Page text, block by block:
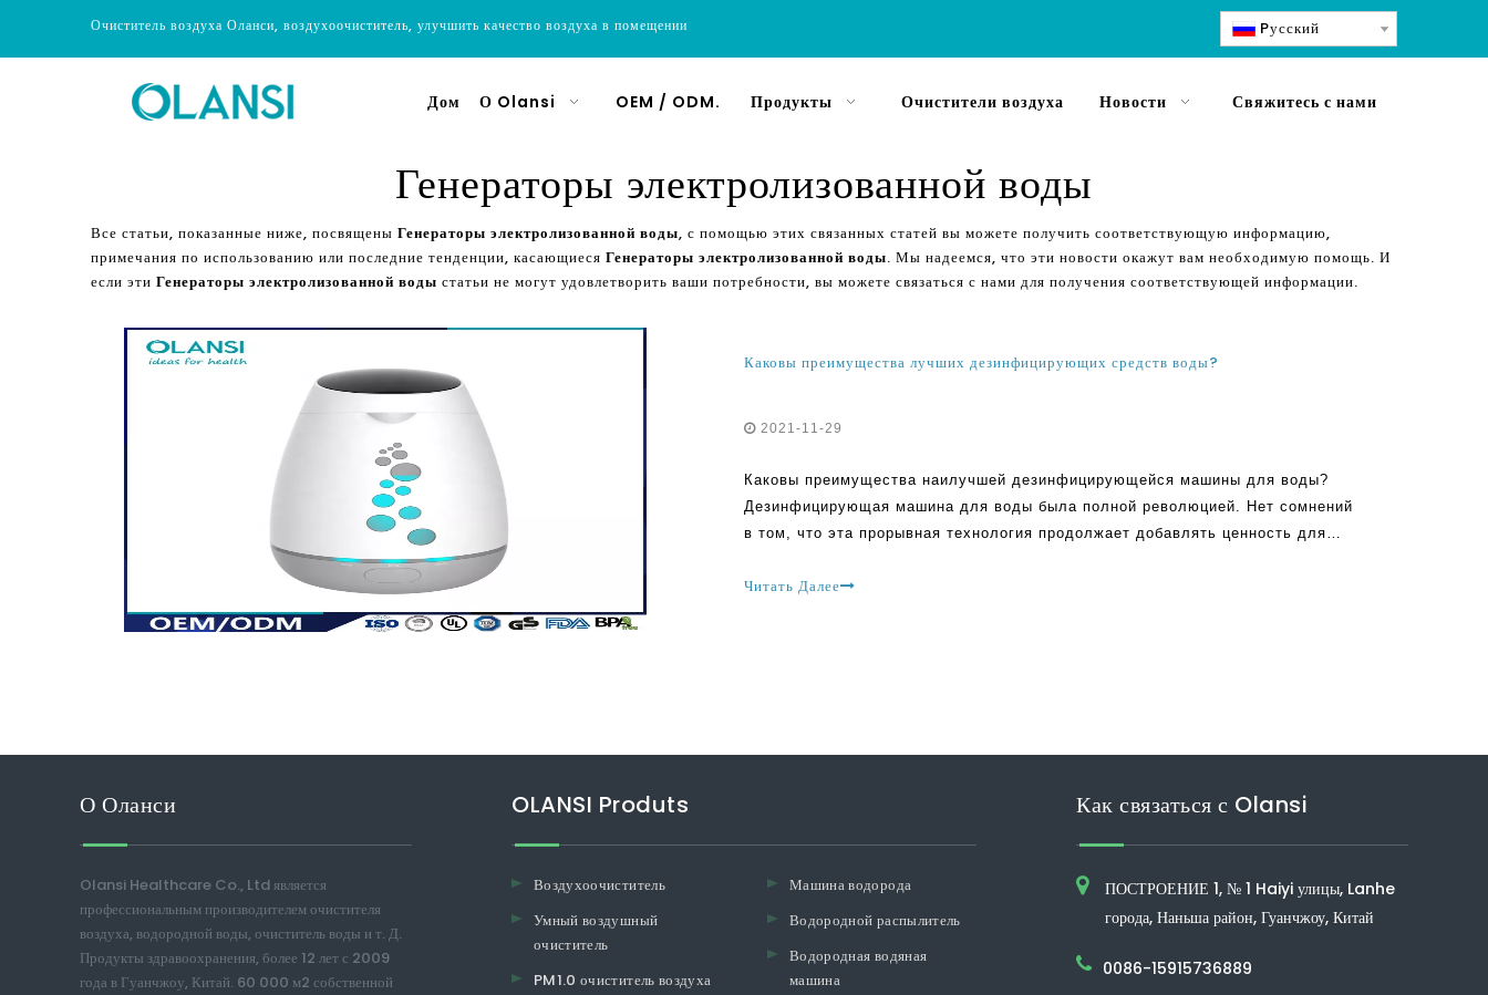
Очиститель воздуха Оланси, воздухоочиститель, улучшить качество воздуха в помещении Pусский
Дом О Olansi OEM / ODM. Продукты Очистители воздуха Новости Свяжитесь с нами
Генераторы электролизованной воды
Все статьи, показанные ниже, посвящены Генераторы электролизованной воды, с помощью этих связанных статей вы можете получить соответствующую информацию,
примечания по использованию или последние тенденции, касающиеся Генераторы электролизованной воды. Мы надеемся, что эти новости окажут вам необходимую помощь. И
если эти Генераторы электролизованной воды статьи не могут удовлетворить ваши потребности, вы можете связаться с нами для получения соответствующей информации.
Каковы преимущества лучших дезинфицирующих средств воды?
2021-11-29
Каковы преимущества наилучшей дезинфицирующейся машины для воды?
Дезинфицирующая машина для воды была полной революцией. Нет сомнений
в том, что эта прорывная технология продолжает добавлять ценность для
можно с помощью
Читать Далее
О Оланси
Olansi Healthcare Co., Ltd является
профессиональным производителем очистителя
воздуха, водородной воды, очиститель воды и т. Д.
Продукты здравоохранения, более 12 лет с 2009
года в Гуанчжоу, Китай. 60 000 м2 собственной
OLANSI Produts
Воздухоочиститель
Умный воздушный
очиститель
PM1.0 очиститель воздуха
Машина водорода
Водородной распылитель
Водородная водяная
машина
Как связаться с Olansi
ПОСТРОЕНИЕ 1, № 1 Haiyi улицы, Lanhe
города, Наньша район, Гуанчжоу, Китай
0086-15915736889